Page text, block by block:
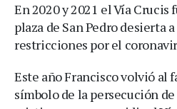
En 2020 y 2021 el Vía Crucis
plaza de San Pedro desierta
restricciones por el
Este año Francisco volvió al
símbolo de la persecución